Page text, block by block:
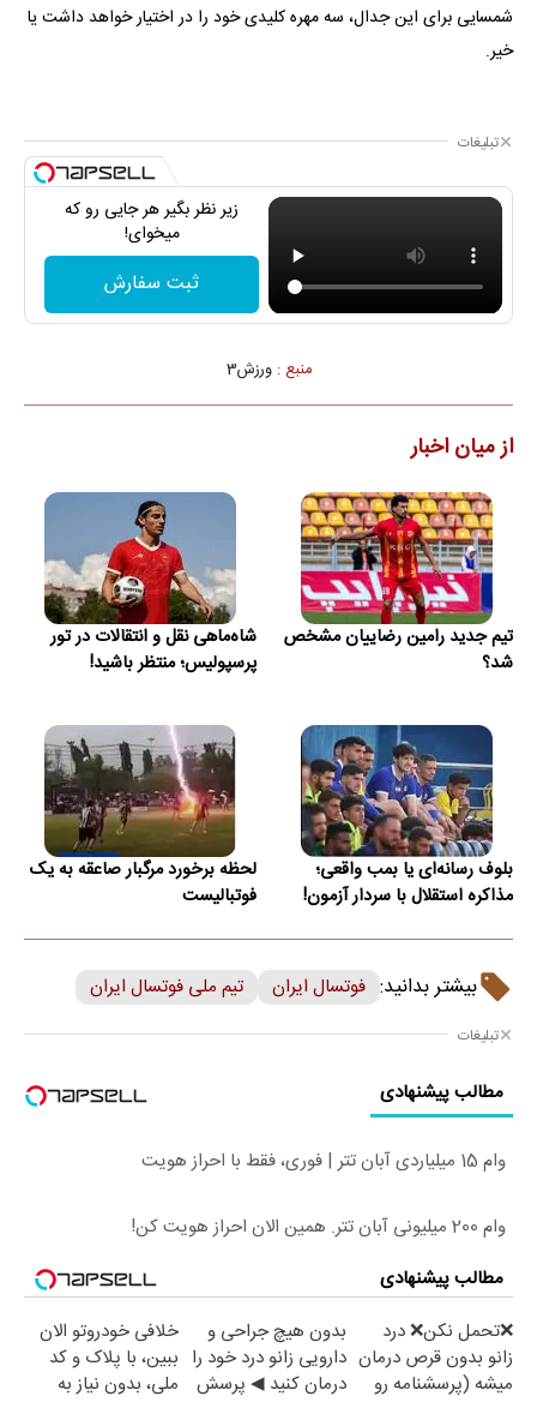
شمسایی برای این جدال، سه مهره کلیدی خود را در اختیار خواهد داشت یا
خیر.
تبلیغات
زیر نظر بگیر هر جایی رو که
میخوای!
ثبت سفارش
منبع :ورزش3
از میان اخبار
تیم جدید رامین رضاییان مشخص
شد؟
شاه‌ماهی نقل و انتقالات در تور
پرسپولیس؛ منتظر باشید!
بلوف رسانه‌ای یا بمب واقعی؛
مذاکره استقلال با سردار آزمون!
لحظه برخورد مرگبار صاعقه به یک
فوتبالیست
بیشتر بدانید: فوتسال ایران تیم ملی فوتسال ایران
تبلیغات
مطالب پیشنهادی
وام 15 میلیاردی آبان تتر | فوری، فقط با احراز هویت
وام 200 میلیونی آبان تتر. همین الان احراز هویت کن!
مطالب پیشنهادی
❌تحمل نکن❌ درد
زانو بدون قرص درمان
میشه (پرسشنامه رو
بدون هیچ جراحی و
دارویی زانو درد خود را
درمان کنید ◀ پرسش
خلافی خودروتو الان
ببین، با پلاک و کد
ملی، بدون نیاز به